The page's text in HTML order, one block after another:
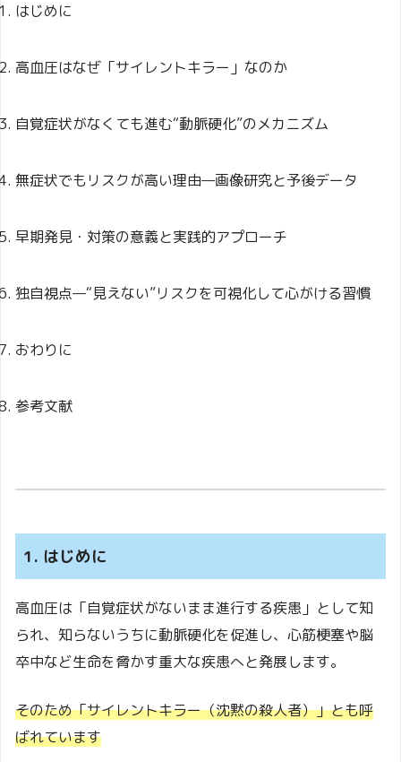
はじめに
高血圧はなぜ「サイレントキラー」なのか
自覚症状がなくても進む“動脈硬化”のメカニズム
無症状でもリスクが高い理由—画像研究と予後データ
早期発見・対策の意義と実践的アプローチ
独自視点—“見えない”リスクを可視化して心がける習慣
おわりに
参考文献
1. はじめに
高血圧は「自覚症状がないまま進行する疾患」として知
られ、知らないうちに動脈硬化を促進し、心筋梗塞や脳
卒中など生命を脅かす重大な疾患へと発展します。
そのため「サイレントキラー（沈黙の殺人者）」とも呼
ばれています